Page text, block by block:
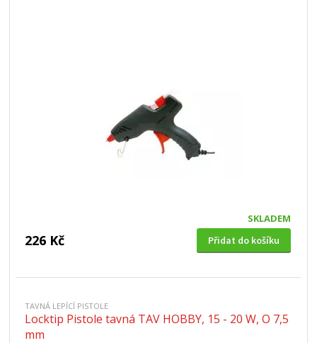
SKLADEM
226 Kč Přidat do košíku
TAVNÁ LEPÍCÍ PISTOLE
Locktip Pistole tavná TAV HOBBY, 15 - 20 W, O 7,5
mm